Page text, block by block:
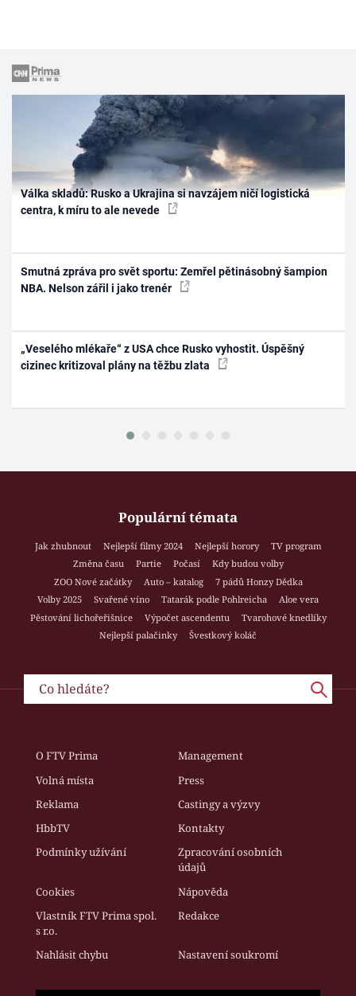
Válka skladů: Rusko a Ukrajina si navzájem ničí logistická
centra, k míru to ale nevede
Smutná zpráva pro svět sportu: Zemřel pětinásobný šampion
NBA. Nelson zářil i jako trenér
„Veselého mlékaře“ z USA chce Rusko vyhostit. Úspěšný
cizinec kritizoval plány na těžbu zlata
Populární témata
Jak zhubnout Nejlepší filmy 2024 Nejlepší horory
TV program
Změna času
Partie Počasí
Kdy budou volby
ZOO Nové začátky
Auto – katalog
7 pádů Honzy Dědka
Volby 2025
Svařené víno Tatarák podle Pohlreicha
Aloe vera
Pěstování lichořeřišnice
Výpočet ascendentu
Tvarohové knedlíky
Nejlepší palačinky
Švestkový koláč
O FTV Prima
Management
Volná místa
Press
Reklama
Castingy a výzvy
HbbTV
Kontakty
Podmínky užívání
Zpracování osobních
údajů
Cookies
Nápověda
Vlastník FTV Prima spol.
s r.o.
Redakce
Nahlásit chybu Nastavení soukromí